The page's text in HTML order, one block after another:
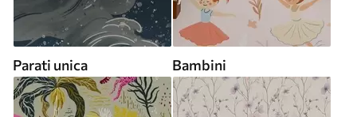
Parati unica Bambini